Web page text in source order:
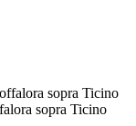
sopra Ticino